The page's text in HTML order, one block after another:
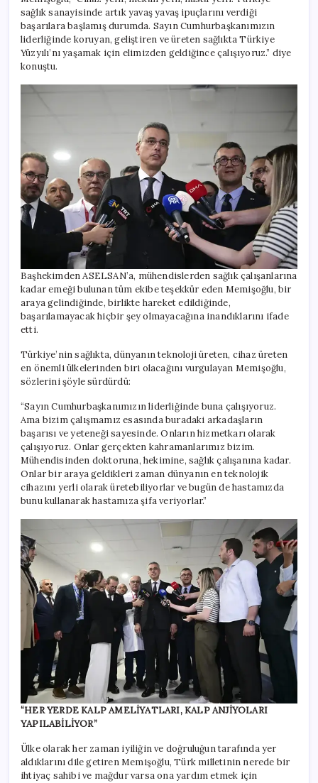
sağlık sanayisinde artık yavaş yavaş ipuçlarını verdiği
başarılara başlamış durumda. Sayın Cumhurbaşkanımızın
liderliğinde koruyan, geliştiren ve üreten sağlıkta Türkiye
Yüzyılı’nı yaşamak için elimizden geldiğince çalışıyoruz.” diye
konuştu.
Başhekimden ASELSAN’a, mühendislerden sağlık çalışanlarına
kadar emeği bulunan tüm ekibe teşekkür eden Memişoğlu, bir
araya gelindiğinde, birlikte hareket edildiğinde,
başarılamayacak hiçbir şey olmayacağına inandıklarını ifade
etti.
Türkiye’nin sağlıkta, dünyanın teknoloji üreten, cihaz üreten
en önemli ülkelerinden biri olacağını vurgulayan Memişoğlu,
sözlerini şöyle sürdürdü:
“Sayın Cumhurbaşkanımızın liderliğinde buna çalışıyoruz.
Ama bizim çalışmamız esasında buradaki arkadaşların
başarısı ve yeteneği sayesinde. Onların hizmetkarı olarak
çalışıyoruz. Onlar gerçekten kahramanlarımız bizim.
Mühendisinden doktoruna, hekimine, sağlık çalışanına kadar.
Onlar bir araya geldikleri zaman dünyanın en teknolojik
cihazını yerli olarak üretebiliyorlar ve bugün de hastamızda
bunu kullanarak hastamıza şifa veriyorlar.”
“HER YERDE KALP AMELİYATLARI, KALP ANJİYOLARI
YAPILABİLİYOR”
Ülke olarak her zaman iyiliğin ve doğruluğun tarafında yer
aldıklarını dile getiren Memişoğlu, Türk milletinin nerede bir
ihtiyaç sahibi ve mağdur varsa ona yardım etmek için